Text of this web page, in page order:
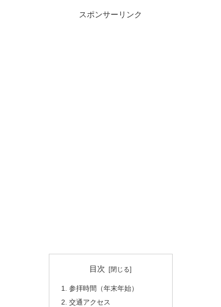
スポンサーリンク
目次
参拝時間（年末年始）
交通アクセス